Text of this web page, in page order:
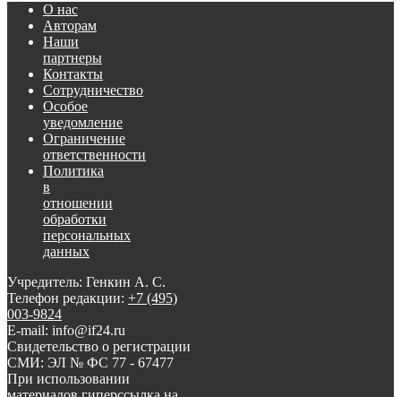
О нас
Авторам
Наши
партнеры
Контакты
Сотрудничество
Особое
уведомление
Ограничение
ответственности
Политика
в
отношении
обработки
персональных
данных
Учредитель: Генкин А. С.
Телефон редакции: +7 (495)
003-9824
E-mail: info@if24.ru
Свидетельство о регистрации
СМИ: ЭЛ № ФС 77 - 67477
При использовании